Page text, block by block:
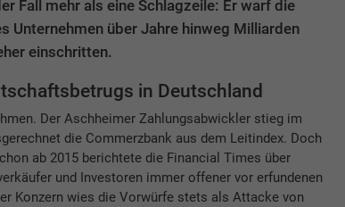
Fall mehr als eine Schlagzeile: Er warf die
Unternehmen über Jahre hinweg Milliarden
einschritten.
in Deutschland
Der Aschheimer Zahlungsabwickler stieg im
die Commerzbank aus dem Leitindex. Doch
ab 2015 berichtete die Financial Times über
und Investoren immer offener vor erfundenen
Konzern wies die Vorwürfe stets als Attacke von